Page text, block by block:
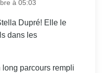
à 05:03
Dupré! Elle le
dans les
long parcours rempli